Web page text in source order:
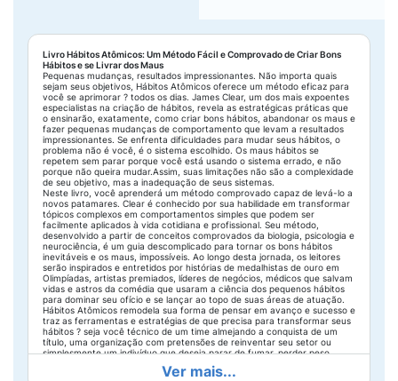
Livro Hábitos Atômicos: Um Método Fácil e Comprovado de Criar Bons
Hábitos e se Livrar dos Maus
Pequenas mudanças, resultados impressionantes. Não importa quais
sejam seus objetivos, Hábitos Atômicos oferece um método eficaz para
você se aprimorar ? todos os dias. James Clear, um dos mais expoentes
especialistas na criação de hábitos, revela as estratégicas práticas que
o ensinarão, exatamente, como criar bons hábitos, abandonar os maus e
fazer pequenas mudanças de comportamento que levam a resultados
impressionantes. Se enfrenta dificuldades para mudar seus hábitos, o
problema não é você, é o sistema escolhido. Os maus hábitos se
repetem sem parar porque você está usando o sistema errado, e não
porque não queira mudar.Assim, suas limitações não são a complexidade
de seu objetivo, mas a inadequação de seus sistemas.
Neste livro, você aprenderá um método comprovado capaz de levá-lo a
novos patamares. Clear é conhecido por sua habilidade em transformar
tópicos complexos em comportamentos simples que podem ser
facilmente aplicados à vida cotidiana e profissional. Seu método,
desenvolvido a partir de conceitos comprovados da biologia, psicologia e
neurociência, é um guia descomplicado para tornar os bons hábitos
inevitáveis e os maus, impossíveis. Ao longo desta jornada, os leitores
serão inspirados e entretidos por histórias de medalhistas de ouro em
Olimpíadas, artistas premiados, líderes de negócios, médicos que salvam
vidas e astros da comédia que usaram a ciência dos pequenos hábitos
para dominar seu ofício e se lançar ao topo de suas áreas de atuação.
Hábitos Atômicos remodela sua forma de pensar em avanço e sucesso e
traz as ferramentas e estratégias de que precisa para transformar seus
hábitos ? seja você técnico de um time almejando a conquista de um
título, uma organização com pretensões de reinventar seu setor ou
simplesmente um indivíduo que deseja parar de fumar, perder peso,
reduzir o estresse ou atingir qualquer outra meta. Descubra o Segredo
dos Resultados Permanentes Repleto de estratégias testadas e
Ver mais...